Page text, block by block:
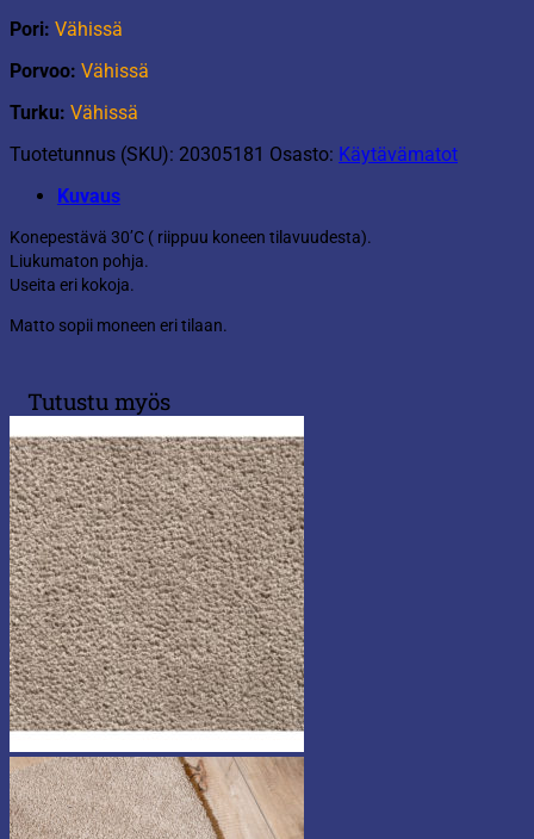
Pori: Vähissä
Porvoo: Vähissä
Turku: Vähissä
Tuotetunnus (SKU): 20305181 Osasto: Käytävämatot
Kuvaus
Konepestävä 30’C ( riippuu koneen tilavuudesta).
Liukumaton pohja.
Useita eri kokoja.
Matto sopii moneen eri tilaan.
Tutustu myös